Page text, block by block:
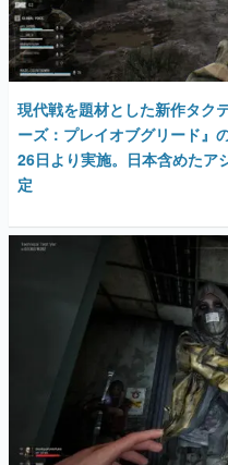
現代戦を題材とした新作タク
ーズ：プレイオブグリード』
26日より実施。日本含めたア
定